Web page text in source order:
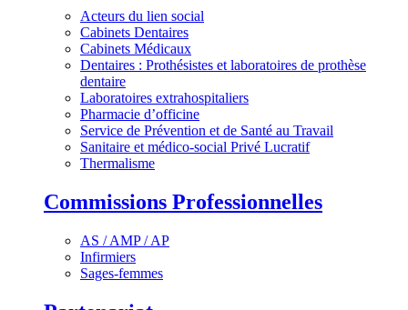
Acteurs du lien social
Cabinets Dentaires
Cabinets Médicaux
Dentaires : Prothésistes et laboratoires de prothèse
dentaire
Laboratoires extrahospitaliers
Pharmacie d’officine
Service de Prévention et de Santé au Travail
Sanitaire et médico-social Privé Lucratif
Thermalisme
Commissions Professionnelles
AS / AMP / AP
Infirmiers
Sages-femmes